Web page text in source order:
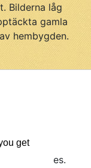
get
Bilderna låg
gamla
hembygden.
förbehålles.